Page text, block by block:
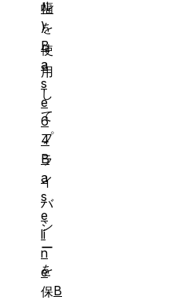
ル
を
使
用
し
て
プ
ラ
イ
バ
シ
ー
を
保
幅
)
B
a
s
e
6
4
B
a
s
e
li
n
e
B